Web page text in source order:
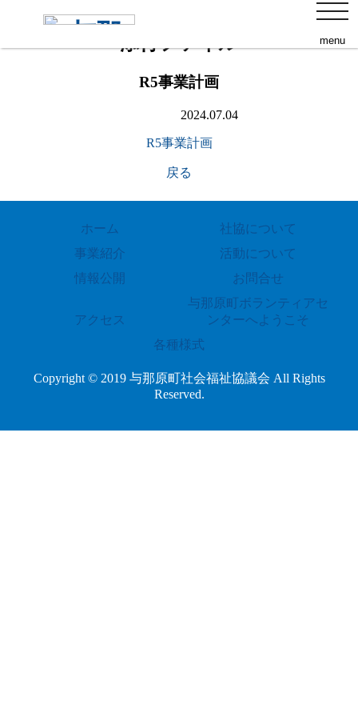
menu
添付ファイル
R5事業計画
2024.07.04
R5事業計画
戻る
ホーム
社協について
事業紹介
活動について
情報公開
お問合せ
アクセス
与那原町ボランティアセ
ンターへようこそ
各種様式
Copyright © 2019 与那原町社会福祉協議会 All Rights
Reserved.